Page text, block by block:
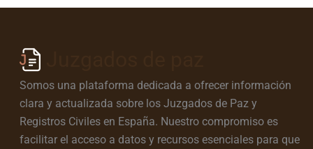
Somos una plataforma dedicada a ofrecer información
clara y actualizada sobre los Juzgados de Paz y
Registros Civiles en España. Nuestro compromiso es
facilitar el acceso a datos y recursos esenciales para que